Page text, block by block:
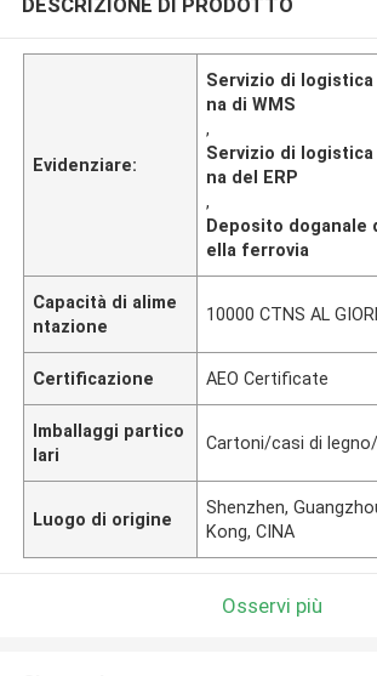
Evidenziare:
Servizio di logistica
na di WMS
,
Servizio di logistica
na del ERP
,
Deposito doganale
ella ferrovia
Capacità di alime
ntazione
10000 CTNS AL
Certificazione AEO Certificate
Imballaggi partico
lari
Cartoni/casi di
Luogo di origine
Shenzhen,
Kong, CINA
Osservi più